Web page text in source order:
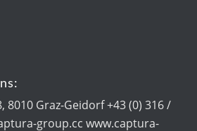
8010 Graz-Geidorf +43 (0) 316 /
group.cc www.captura-